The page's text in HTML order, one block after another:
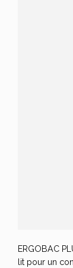
ERGOBAC
lit pour un